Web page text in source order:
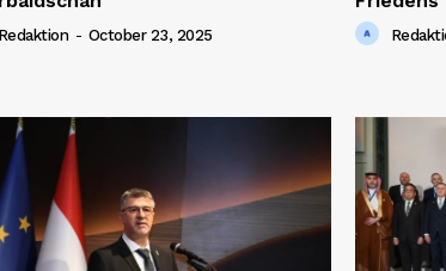
Redaktion - October 23, 2025